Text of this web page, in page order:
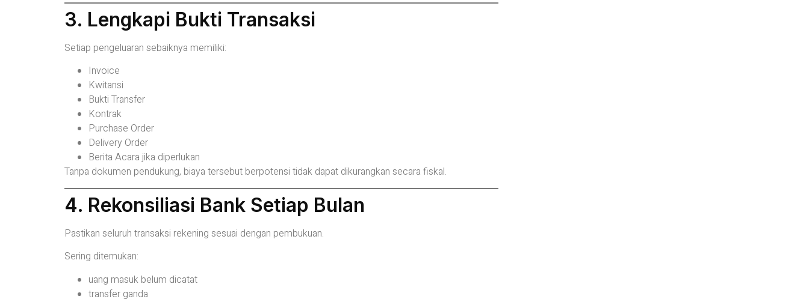
3. Lengkapi Bukti Transaksi
Setiap pengeluaran sebaiknya memiliki:
Invoice
Kwitansi
Bukti Transfer
Kontrak
Purchase Order
Delivery Order
Berita Acara jika diperlukan
Tanpa dokumen pendukung, biaya tersebut berpotensi tidak dapat dikurangkan secara fiskal.
4. Rekonsiliasi Bank Setiap Bulan
Pastikan seluruh transaksi rekening sesuai dengan pembukuan.
Sering ditemukan:
uang masuk belum dicatat
transfer ganda